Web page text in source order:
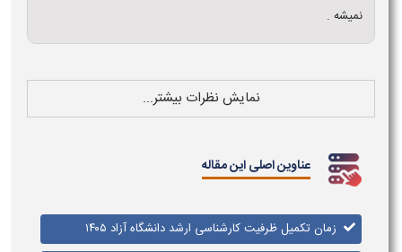
نمیشه .
نمایش نظرات بیشتر...
عناوین اصلی این مقاله
زمان تکمیل ظرفیت کارشناسی ارشد دانشگاه آزاد ۱۴۰۵